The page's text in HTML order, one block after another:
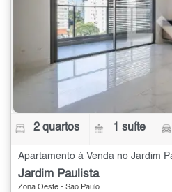
2 quartos 1 suíte
Apartamento à Venda no Jardim
Jardim Paulista
Zona Oeste - São Paulo